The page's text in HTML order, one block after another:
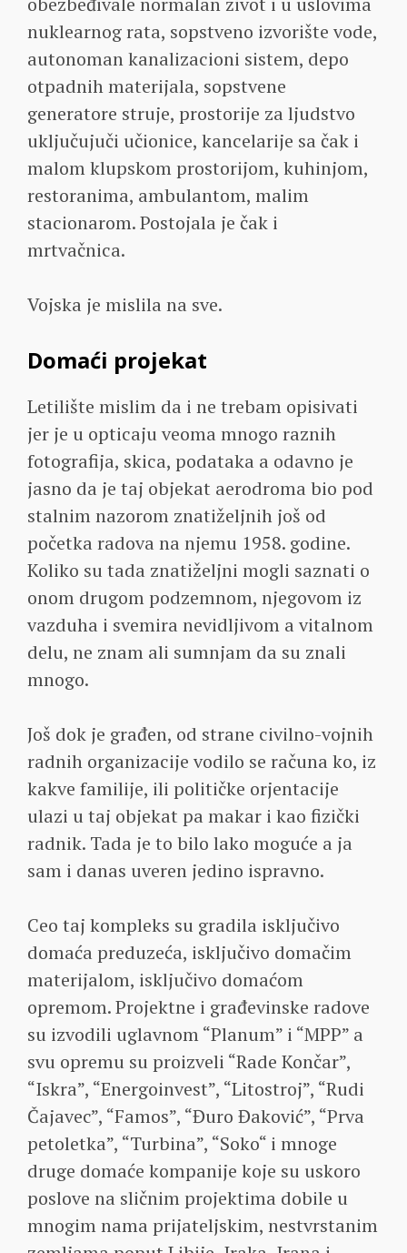
nuklearnog rata, sopstveno izvorište vode,
autonoman kanalizacioni sistem, depo
otpadnih materijala, sopstvene
generatore struje, prostorije za ljudstvo
uključujuči učionice, kancelarije sa čak i
malom klupskom prostorijom, kuhinjom,
restoranima, ambulantom, malim
stacionarom. Postojala je čak i
mrtvačnica.
Vojska je mislila na sve.
Domaći projekat
Letilište mislim da i ne trebam opisivati
jer je u opticaju veoma mnogo raznih
fotografija, skica, podataka a odavno je
jasno da je taj objekat aerodroma bio pod
stalnim nazorom znatiželjnih još od
početka radova na njemu 1958. godine.
Koliko su tada znatiželjni mogli saznati o
onom drugom podzemnom, njegovom iz
vazduha i svemira nevidljivom a vitalnom
delu, ne znam ali sumnjam da su znali
mnogo.
Još dok je građen, od strane civilno-vojnih
radnih organizacije vodilo se računa ko, iz
kakve familije, ili političke orjentacije
ulazi u taj objekat pa makar i kao fizički
radnik. Tada je to bilo lako moguće a ja
sam i danas uveren jedino ispravno.
Ceo taj kompleks su gradila isključivo
domaća preduzeća, isključivo domačim
materijalom, isključivo domaćom
opremom. Projektne i građevinske radove
su izvodili uglavnom “Planum” i “MPP” a
svu opremu su proizveli “Rade Končar”,
“Iskra”, “Energoinvest”, “Litostroj”, “Rudi
Čajavec”, “Famos”, “Đuro Đaković”, “Prva
petoletka”, “Turbina”, “Soko“ i mnoge
druge domaće kompanije koje su uskoro
poslove na sličnim projektima dobile u
mnogim nama prijateljskim, nestvrstanim